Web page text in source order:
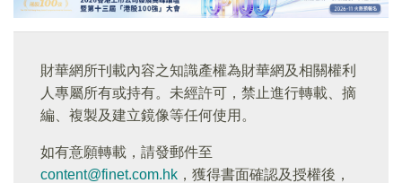
財華網所刊載內容之知識產權為財華網及相關權利
人專屬所有或持有。未經許可，禁止進行轉載、摘
編、複製及建立鏡像等任何使用。
如有意願轉載，請發郵件至
content@finet.com.hk ，獲得書面確認及授權後，